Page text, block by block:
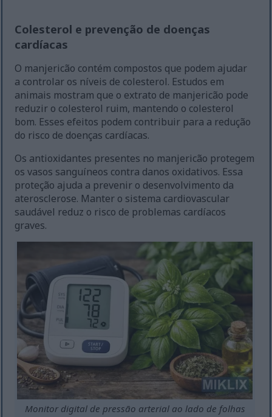
Colesterol e prevenção de doenças
cardíacas
O manjericão contém compostos que podem ajudar
a controlar os níveis de colesterol. Estudos em
animais mostram que o extrato de manjericão pode
reduzir o colesterol ruim, mantendo o colesterol
bom. Esses efeitos podem contribuir para a redução
do risco de doenças cardíacas.
Os antioxidantes presentes no manjericão protegem
os vasos sanguíneos contra danos oxidativos. Essa
proteção ajuda a prevenir o desenvolvimento da
aterosclerose. Manter o sistema cardiovascular
saudável reduz o risco de problemas cardíacos
graves.
Monitor digital de pressão arterial ao lado de folhas